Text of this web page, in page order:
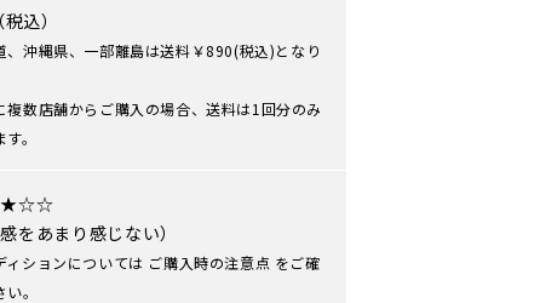
込）
沖縄県、一部離島は送料￥890(税込)となり
数店舗からご購入の場合、送料は1回分のみ
。
感をあまり感じない）
ションについては ご購入時の注意点 をご確
。